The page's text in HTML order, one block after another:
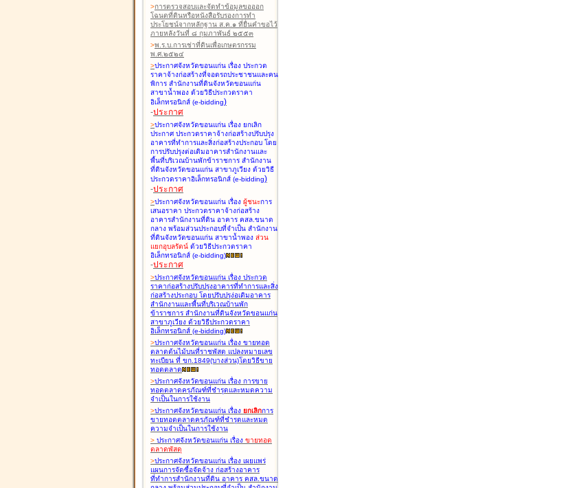
>การตรวจสอบและจัดทำข้อมูลขอออก
โฉนดที่ดินหรือหนังสือรับรองการทำ
ประโยชน์จากหลักฐาน ส.ค.๑ ที่ยื่นคำขอไว้
ภายหลังวันที่ ๘ กุมภาพันธ์ ๒๕๕๓
>พ.ร.บ.การเช่าที่ดินเพื่อเกษตรกรรม
พ.ศ.๒๕๒๔
>ประกาศจังหวัดขอนแก่น เรื่อง ประกวด
ราคาจ้างก่อสร้างที่จอดรถประชาชนและคน
พิการ สำนักงานที่ดินจังหวัดขอนแก่น
สาขาน้ำพอง ด้วยวิธีประกวดราคา
อิเล็กทรอนิกส์ (e-bidding)
-ประกาศ
>ประกาศจังหวัดขอนแก่น เรื่อง ยกเลิก
ประกาศ ประกวดราคาจ้างก่อสร้างปรับปรุง
อาคารที่ทำการและสิ่งก่อสร้างประกอบ โดย
การปรับปรุงต่อเติมอาคารสำนักงานและ
พื้นที่บริเวณบ้านพักข้าราชการ สำนักงาน
ที่ดินจังหวัดขอนแก่น สาขาภูเวียง ด้วยวิธี
ประกวดราคาอิเล็กทรอนิกส์ (e-bidding)
-ประกาศ
>ประกาศจังหวัดขอนแก่น เรื่อง ผู้ชนะการ
เสนอราคา ประกวดราคาจ้างก่อสร้าง
อาคารสำนักงานที่ดิน อาคาร คสล.ขนาด
กลาง พร้อมส่วนประกอบที่จำเป็น สำนักงาน
ที่ดินจังหวัดขอนแก่น สาขาน้ำพอง ส่วน
แยกอุบลรัตน์ ด้วยวิธีประกวดราคา
อิเล็กทรอนิกส์ (e-bidding)
-ประกาศ
>ประกาศจังหวัดขอนแก่น เรื่อง ประกวด
ราคาก่อสร้างปรับปรุงอาคารที่ทำการและสิ่ง
ก่อสร้างประกอบ โดยปรับปรุง่อเติมอาคาร
สำนักงานและพื้นที่บริเวณบ้านพัก
ข้าราชการ สำนักงานที่ดินจังหวัดขอนแก่น
สาขาภูเวียง ด้วยวิธีประกวดราคา
อิเล็กทรอนิกส์ (e-bidding)
>ประกาศจังหวัดขอนแก่น เรื่อง ขายทอด
ตลาดต้นไม้บนที่ราชพัสดุ แปลงหมายเลข
ทะเบียน ที่ ขก.1849(บางส่วน)โดยวิธีขาย
ทอดตลาด
>ประกาศจังหวัดขอนแก่น เรื่อง การขาย
ทอดตลาดครุภัณฑ์ที่ชำรุดและหมดความ
จำเป็นในการใช้งาน
>ประกาศจังหวัดขอนแก่น เรื่อง ยกเลิกการ
ขายทอดตลาดครุภัณฑ์ที่ชำรุดและหมด
ความจำเป็นในการใช้งาน
> ประกาศจังหวัดขอนแก่น เรื่อง ขายทอด
ตลาดพัสดุ
>ประกาศจังหวัดขอนแก่น เรื่อง เผยแพร่
แผนการจัดซื้อจัดจ้าง ก่อสร้างอาคาร
ที่ทำการสำนักงานที่ดิน อาคาร คสล.ขนาด